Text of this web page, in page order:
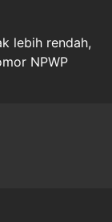
lebih rendah,
NPWP